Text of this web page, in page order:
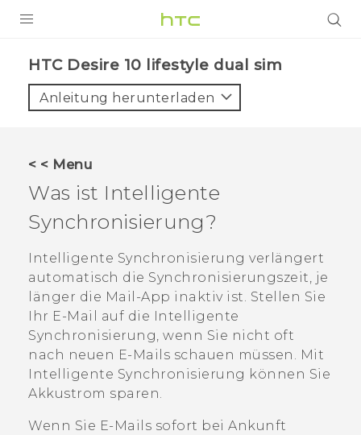
VIVE
VIVERSE
UNTERSTÜTZUNG
HTC-Geräte und Zubehör
Anmelden
HTC Desire 10 lifestyle dual sim‎
Anleitung herunterladen
< < Menu
Was ist Intelligente
Synchronisierung?
Intelligente Synchronisierung verlängert
automatisch die Synchronisierungszeit, je
länger die Mail -App inaktiv ist. Stellen Sie
Ihr E-Mail auf die
Intelligente
Synchronisierung, wenn Sie nicht oft
nach neuen E-Mails schauen müssen. Mit
Intelligente Synchronisierung können Sie
Akkustrom sparen.
Wenn Sie E-Mails sofort bei Ankunft